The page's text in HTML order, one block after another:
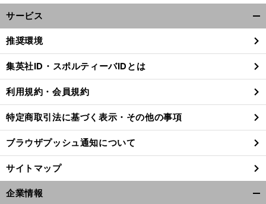
サービス
閉
る
推奨環境
集英社ID・スポルティーバIDとは
利用規約・会員規約
特定商取引法に基づく表示・その他の事項
ブラウザプッシュ通知について
サイトマップ
企業情報